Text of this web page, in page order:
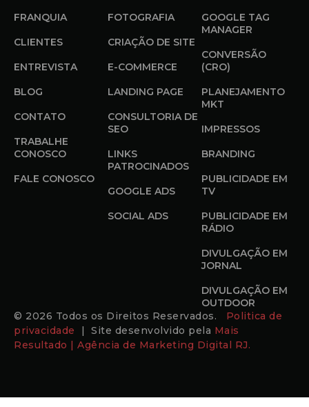
FRANQUIA
CLIENTES
ENTREVISTA
BLOG
CONTATO
TRABALHE
CONOSCO
FALE CONOSCO
FOTOGRAFIA
CRIAÇÃO DE SITE
E-COMMERCE
LANDING PAGE
CONSULTORIA DE
SEO
LINKS
PATROCINADOS
GOOGLE ADS
SOCIAL ADS
GOOGLE TAG
MANAGER
CONVERSÃO
(CRO)
PLANEJAMENTO
MKT
IMPRESSOS
BRANDING
PUBLICIDADE EM
TV
PUBLICIDADE EM
RÁDIO
DIVULGAÇÃO EM
JORNAL
DIVULGAÇÃO EM
OUTDOOR
© 2026 Todos os Direitos Reservados. Politica de
privacidade
| Site desenvolvido pela Mais
Resultado | Agência de Marketing Digital RJ.